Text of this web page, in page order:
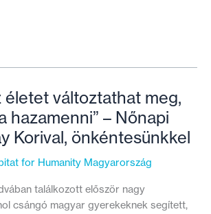
életet változtathat meg,
hazamenni” – Nőnapi
Korival, önkéntesünkkel
for Humanity Magyarország
találkozott először nagy
csángó magyar gyerekeknek segített,